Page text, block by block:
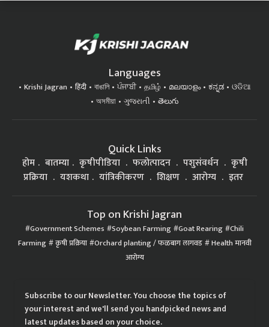
Languages
Krishi Jagran हिंदी বাঙালি ਪੰਜਾਬੀ தமிழ் മലയാളം ಕನ್ನಡ
ଓଡିଆ
অসমীয়া
ગુજરાતી తెలుగు
Quick Links
होम बातम्या कृषीपीडिया फलोत्पादन पशुसंवर्धन
कृषी
प्रक्रिया
यशकथा यांत्रिकीकरण शिक्षण आरोग्य इतर
Top on Krishi Jagran
Government Schemes Soybean Farming Goat Rearing Chili
Farming कृषी प्रक्रिया Orchard planting / फळबाग लागवड Health मानवी
आरोग्य
Subscribe to our Newsletter. You choose the topics of
your interest and we'll send you handpicked news and
latest updates based on your choice.